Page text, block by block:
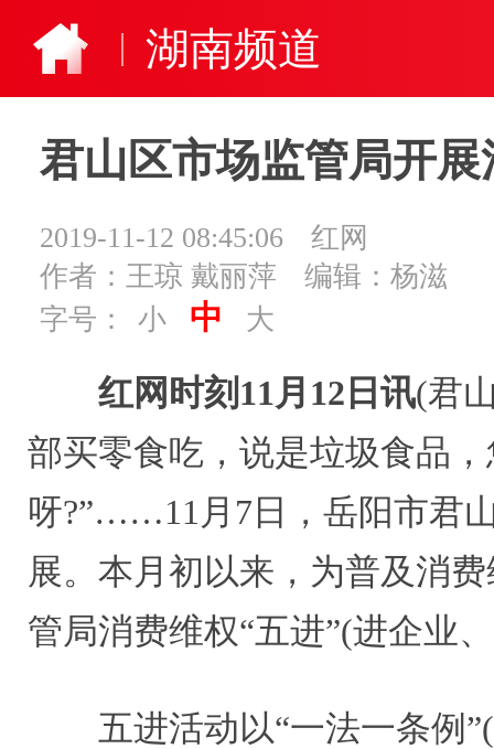
湖南频道
君山区市场监管局开
2019-11-12 08:45:06
红网
作者：王琼 戴丽萍
编辑：杨滋
字号：
小 中 大
红网时刻11月12日讯(君
部买零食吃，说是垃圾食品
呀?”……11月7日，岳阳市君
展。本月初以来，为普及消
管局消费维权“五进”(进企业
五进活动以“一法一条例